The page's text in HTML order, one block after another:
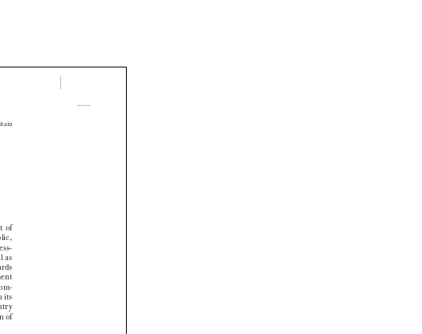










